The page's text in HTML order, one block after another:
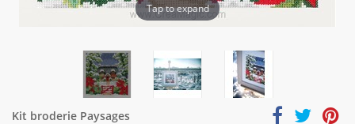
Tap to expand
Kit broderie Paysages